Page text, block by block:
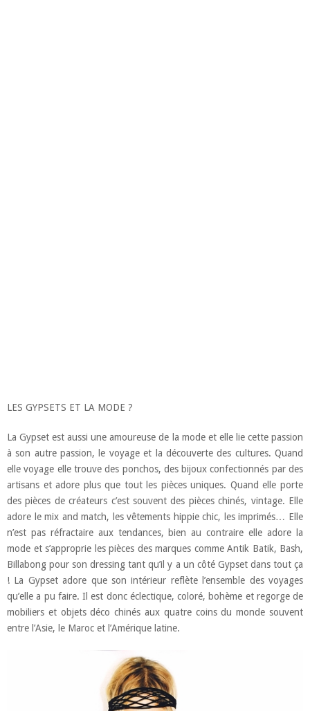
LES GYPSETS ET LA MODE ?
La Gypset est aussi une amoureuse de la mode et elle lie cette passion
à son autre passion, le voyage et la découverte des cultures. Quand
elle voyage elle trouve des ponchos, des bijoux confectionnés par des
artisans et adore plus que tout les pièces uniques. Quand elle porte
des pièces de créateurs c’est souvent des pièces chinés, vintage. Elle
adore le mix and match, les vêtements hippie chic, les imprimés… Elle
n’est pas réfractaire aux tendances, bien au contraire elle adore la
mode et s’approprie les pièces des marques comme Antik Batik, Bash,
Billabong pour son dressing tant qu’il y a un côté Gypset dans tout ça
! La Gypset adore que son intérieur reflète l’ensemble des voyages
qu’elle a pu faire. Il est donc éclectique, coloré, bohème et regorge de
mobiliers et objets déco chinés aux quatre coins du monde souvent
entre l’Asie, le Maroc et l’Amérique latine.